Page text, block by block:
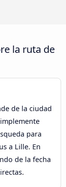
la ruta de
de la ciudad
para
a Lille. En
de la fecha